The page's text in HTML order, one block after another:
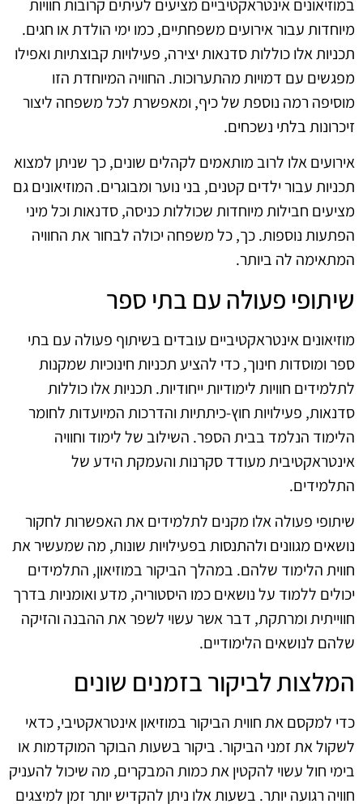
במוזיאונים אינטראקטיביים מציעים לעיתים קרובות חוויות
מיוחדות עבור אירועים משפחתיים, כמו ימי הולדת או חגים.
תכניות אלו כוללות סדנאות יצירה, פעילויות קבוצתיות ואפילו
מפגשים עם דמויות מהתערוכות. החוויה המיוחדת הזו
מוסיפה רמה נוספת של כיף, ומאפשרת לכל משפחה ליצור
זיכרונות בלתי נשכחים.
אירועים אלו לרוב מותאמים לקהלים שונים, כך שניתן למצוא
תכניות עבור ילדים קטנים, בני נוער ומבוגרים. המוזיאונים גם
מציעים חבילות מיוחדות שכוללות כניסה, סדנאות וכל מיני
הפתעות נוספות. כך, כל משפחה יכולה לבחור את החוויה
המתאימה לה ביותר.
שיתופי פעולה עם בתי ספר
מוזיאונים אינטראקטיביים עובדים בשיתוף פעולה עם בתי
ספר ומוסדות חינוך, כדי להציע תכניות חינוכיות שמקנות
לתלמידים חוויות לימודיות ייחודיות. תכניות אלו כוללות
סדנאות, פעילויות חוץ-כיתתיות והדרכות המיועדות לחומר
הלימוד הנלמד בבית הספר. השילוב של לימוד וחוויה
אינטראקטיבית מעודד סקרנות והעמקת הידע של
התלמידים.
שיתופי פעולה אלו מקנים לתלמידים את האפשרות לחקור
נושאים מגוונים ולהתנסות בפעילויות שונות, מה שמעשיר את
חווית הלימוד שלהם. במהלך הביקור במוזיאון, התלמידים
יכולים ללמוד על נושאים כמו היסטוריה, מדע ואומניות בדרך
חווייתית ומרתקת, דבר אשר עשוי לשפר את ההבנה והזיקה
שלהם לנושאים הלימודיים.
המלצות לביקור בזמנים שונים
כדי למקסם את חווית הביקור במוזיאון אינטראקטיבי, כדאי
לשקול את זמני הביקור. ביקור בשעות הבוקר המוקדמות או
בימי חול עשוי להקטין את כמות המבקרים, מה שיכול להעניק
חוויה רגועה יותר. בשעות אלו ניתן להקדיש יותר זמן למיצגים